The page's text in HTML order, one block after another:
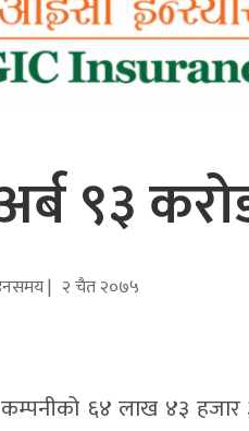
९३
| २ चैत २०७५
६४ लाख ४३